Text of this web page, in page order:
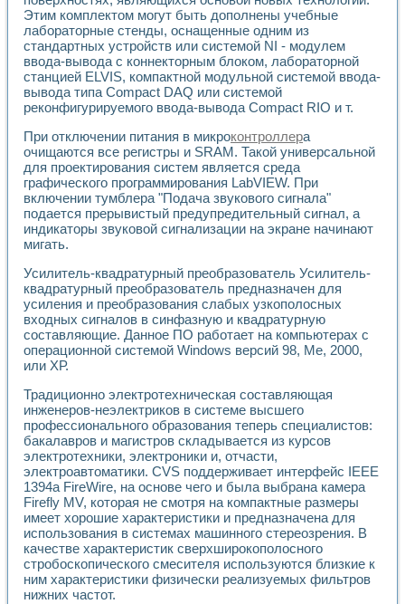
Этим комплектом могут быть дополнены учебные
лабораторные стенды, оснащенные одним из
стандартных устройств или системой NI - модулем
ввода-вывода с коннекторным блоком, лабораторной
станцией ELVIS, компактной модульной системой ввода-
вывода типа Compact DAQ или системой
реконфигурируемого ввода-вывода Compact RIO и т.
При отключении питания в микроконтроллера
очищаются все регистры и SRAM. Такой универсальной
для проектирования систем является среда
графического программирования LabVIEW. При
включении тумблера "Подача звукового сигнала"
подается прерывистый предупредительный сигнал, а
индикаторы звуковой сигнализации на экране начинают
мигать.
Усилитель-квадратурный преобразователь Усилитель-
квадратурный преобразователь предназначен для
усиления и преобразования слабых узкополосных
входных сигналов в синфазную и квадратурную
составляющие. Данное ПО работает на компьютерах с
операционной системой Windows версий 98, Me, 2000,
или ХР.
Традиционно электротехническая составляющая
инженеров-неэлектриков в системе высшего
профессионального образования теперь специалистов:
бакалавров и магистров складывается из курсов
электротехники, электроники и, отчасти,
электроавтоматики. CVS поддерживает интерфейс IEEE
1394a FireWire, на основе чего и была выбрана камера
Firefly MV, которая не смотря на компактные размеры
имеет хорошие характеристики и предназначена для
использования в системах машинного стереозрения. В
качестве характеристик сверхширокополосного
стробоскопического смесителя используются близкие к
ним характеристики физически реализуемых фильтров
нижних частот.